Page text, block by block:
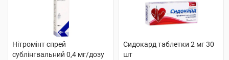
Нітромінт спрей
сублінгвальний 0,4 мг/дозу
Сидокард таблетки 2 мг 30
шт